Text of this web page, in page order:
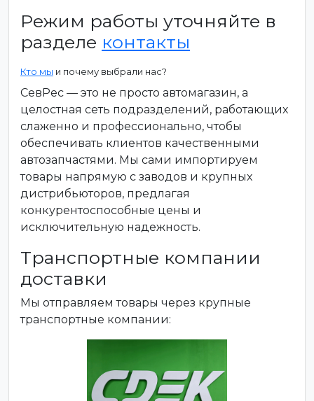
Режим работы уточняйте в
разделе контакты
Кто мы и почему выбрали нас?
СевРес — это не просто автомагазин, а
целостная сеть подразделений, работающих
слаженно и профессионально, чтобы
обеспечивать клиентов качественными
автозапчастями. Мы сами импортируем
товары напрямую с заводов и крупных
дистрибьюторов, предлагая
конкурентоспособные цены и
исключительную надежность.
Транспортные компании
доставки
Мы отправляем товары через крупные
транспортные компании: